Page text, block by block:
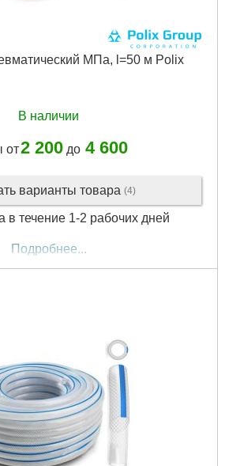
МПа, l=50 м Polix
В наличии
от2 200до 4 600
варианты товара (4)
в течение 1-2 рабочих дней
Подробнее...